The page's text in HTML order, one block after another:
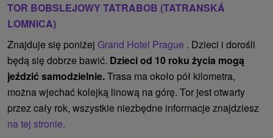
TOR BOBSLEJOWY TATRABOB (TATRANSKÁ
LOMNICA)
Znajduje się poniżej Grand Hotel Prague . Dzieci i dorośli
będą się dobrze bawić. Dzieci od 10 roku życia mogą
jeździć samodzielnie.Trasa ma około pół kilometra,
można wjechać kolejką linową na górę. Tor jest otwarty
przez cały rok, wszystkie niezbędne informacje znajdziesz
na tej stronie.